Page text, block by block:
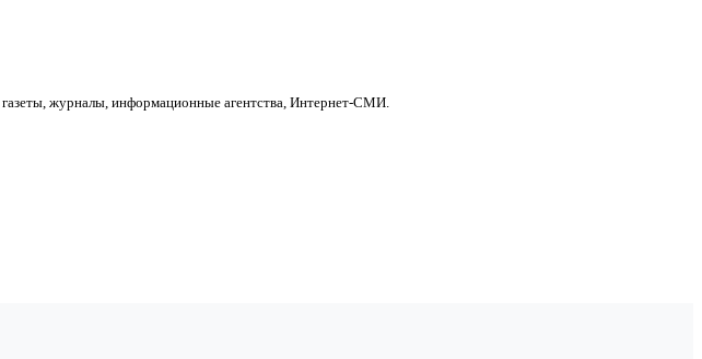
журналы, информационные агентства, Интернет-СМИ.